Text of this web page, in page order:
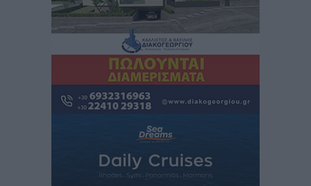
Φοίβος: Εν αναμονή του Νίκου Λαζίδη
Ιάλυσος Β’: Νωρίς νωρίς μπήκαν στα βάσανα της
Αθλητικά• πριν 53 λεπτά
Εθνικός Αρχίπολης: Μεγάλο βήμα προόδου η ίδρυση
πριν 56 λεπτά